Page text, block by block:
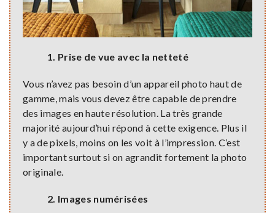
1. Prise de vue avec la netteté
Vous n’avez pas besoin d’un appareil photo haut de
gamme, mais vous devez être capable de prendre
des images en haute résolution. La très grande
majorité aujourd’hui répond à cette exigence. Plus il
y a de pixels, moins on les voit à l’impression. C’est
important surtout si on agrandit fortement la photo
originale.
2. Images numérisées